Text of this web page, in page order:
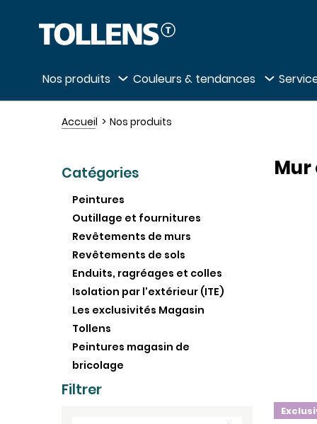
Passer la liste des magasins et aller au
Nos produits Couleurs & tendances
Accueil Nos produits
Catégories
Peintures
Outillage et fournitures
Revêtements de murs
Revêtements de sols
Enduits, ragréages et colles
Isolation par l'extérieur (ITE)
Les exclusivités Magasin
Tollens
Peintures magasin de
bricolage
Filtrer